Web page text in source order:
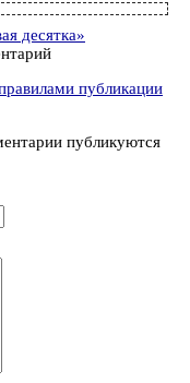
десятка»
публикации
публикуются